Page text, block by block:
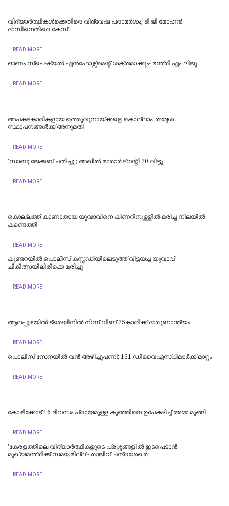
വിദ്യാര്‍ത്ഥികള്‍ക്കെതിരെ വിദ്വേഷ പരാമര്‍ശം; ടി ജി മോഹന്‍
ദാസിനെതിരെ കേസ്
READ MORE
ഓണം സ്‌പെഷ്യൽ എൻഫോഴ്സ്മെന്റ് ശക്തമാക്കും- മന്ത്രി എം ലിജു
READ MORE
അപകടകാരികളായ തെരുവുനായ്ക്കളെ കൊല്ലാം; തദ്ദേശ
സ്ഥാപനങ്ങൾക്ക് അനുമതി
READ MORE
'സാബു ജേക്കബ് ചതിച്ചു'; അഖിൽ മാരാർ ട്വന്റി 20 വിട്ടു
READ MORE
കൊല്ലത്ത് കാണാതായ യുവാവിനെ കിണറിനുള്ളിൽ മരിച്ച നിലയിൽ
കണ്ടെത്തി
READ MORE
കുണ്ടറയിൽ പൊലീസ് കസ്റ്റഡിയിലെടുത്ത് വിട്ടയച്ച യുവാവ്
ചികിത്സയിലിരിക്കെ മരിച്ചു
READ MORE
ആലപ്പുഴയിൽ ട്രെയിനില്‍ നിന്ന് വീണ് 25കാരിക്ക് ദാരുണാന്ത്യം
READ MORE
പൊലീസ് സേനയിൽ വൻ അഴിച്ചുപണി; 161 ഡിവൈഎസ്പിമാര്‍ക്ക് മാറ്റം
READ MORE
കോഴിക്കോട് 16 ​ദിവസം പ്രായമുള്ള കുഞ്ഞിനെ ഉപേക്ഷിച്ച് അമ്മ മുങ്ങി
READ MORE
'കേരളത്തിലെ വിദ്യാർത്ഥികളുടെ പ്രശ്നങ്ങളിൽ ഇടപെടാൻ
മുഖ്യമന്ത്രിക്ക് സമയമില്ല'- രാജീവ് ചന്ദ്രശേഖർ
READ MORE